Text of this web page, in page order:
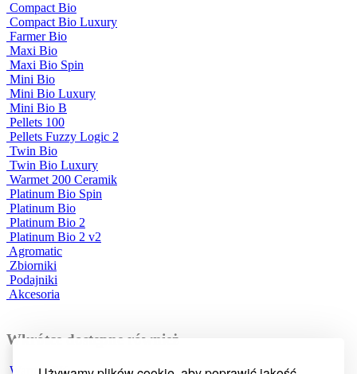
Compact Bio
Compact Bio Luxury
Farmer Bio
Maxi Bio
Maxi Bio Spin
Mini Bio
Mini Bio Luxury
Mini Bio B
Pellets 100
Pellets Fuzzy Logic 2
Twin Bio
Twin Bio Luxury
Warmet 200 Ceramik
Platinum Bio Spin
Platinum Bio
Platinum Bio 2
Platinum Bio 2 v2
Agromatic
Zbiorniki
Podajniki
Akcesoria
Wkrótce dostępne również
Warmet PK